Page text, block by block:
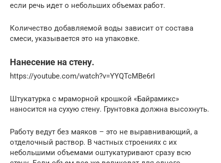
если речь идет о небольших объемах работ.
Количество добавляемой воды зависит от состава
смеси, указывается это на упаковке.
Нанесение на стену.
https://youtube.com/watch?v=YYQTcMBe6rI
Штукатурка с мраморной крошкой «Байрамикс»
наносится на сухую стену. Грунтовка должна высохнуть.
Работу ведут без маяков – это не выравнивающий, а
отделочный раствор. В частных строениях с их
небольшими объемами оштукатуривают сразу всю